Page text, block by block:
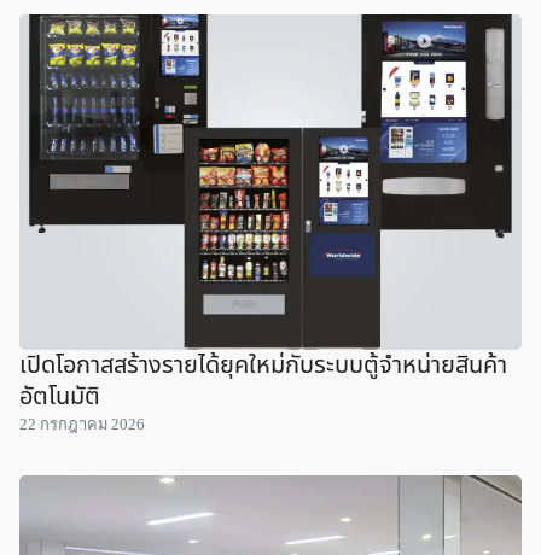
เปิดโอกาสสร้างรายได้ยุคใหม่กับระบบตู้จำหน่ายสินค้า
อัตโนมัติ
22 กรกฎาคม 2026